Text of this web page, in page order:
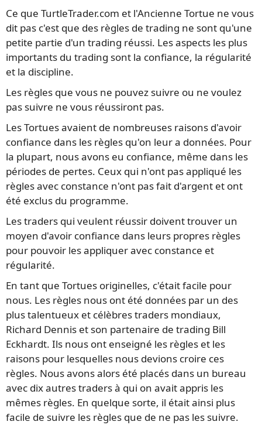
Ce que TurtleTrader.com et l'Ancienne Tortue ne vous
dit pas c'est que des règles de trading ne sont qu'une
petite partie d'un trading réussi. Les aspects les plus
importants du trading sont la confiance, la régularité
et la discipline.
Les règles que vous ne pouvez suivre ou ne voulez
pas suivre ne vous réussiront pas.
Les Tortues avaient de nombreuses raisons d'avoir
confiance dans les règles qu'on leur a données. Pour
la plupart, nous avons eu confiance, même dans les
périodes de pertes. Ceux qui n'ont pas appliqué les
règles avec constance n'ont pas fait d'argent et ont
été exclus du programme.
Les traders qui veulent réussir doivent trouver un
moyen d'avoir confiance dans leurs propres règles
pour pouvoir les appliquer avec constance et
régularité.
En tant que Tortues originelles, c'était facile pour
nous. Les règles nous ont été données par un des
plus talentueux et célèbres traders mondiaux,
Richard Dennis et son partenaire de trading Bill
Eckhardt. Ils nous ont enseigné les règles et les
raisons pour lesquelles nous devions croire ces
règles. Nous avons alors été placés dans un bureau
avec dix autres traders à qui on avait appris les
mêmes règles. En quelque sorte, il était ainsi plus
facile de suivre les règles que de ne pas les suivre.